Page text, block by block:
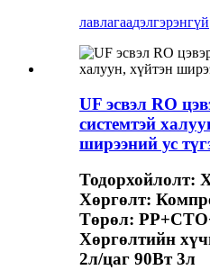
лавлагаадэлгэрэнгүй
UF эсвэл RO
системтэй
ширээний ус
Тодорхойлолт:
Хөргөлт:
Төрөл:
Хөргөлтийн
2л/цаг 90Вт 3л